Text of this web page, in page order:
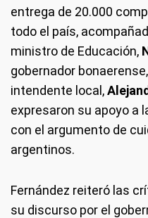
entrega de 20.000
todo el país,
ministro de Educación,
gobernador bonaerense,
intendente local,
expresaron su apoyo a
con el argumento de
argentinos.
Fernández reiteró las
su discurso por el